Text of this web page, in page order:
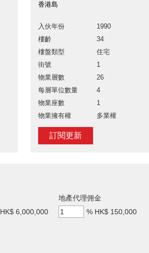
香港島
入伙年份
1990
樓齡
34
樓盤類型
住宅
街號
1
物業層數
26
每層單位數量
4
物業座數
1
物業擁有權
多業權
訂閱更新
HK$ 6,000,000
地產代理佣金
% HK$ 150,000